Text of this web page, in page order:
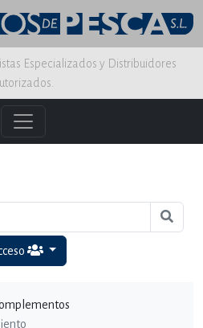
Especializados y Distribuidores